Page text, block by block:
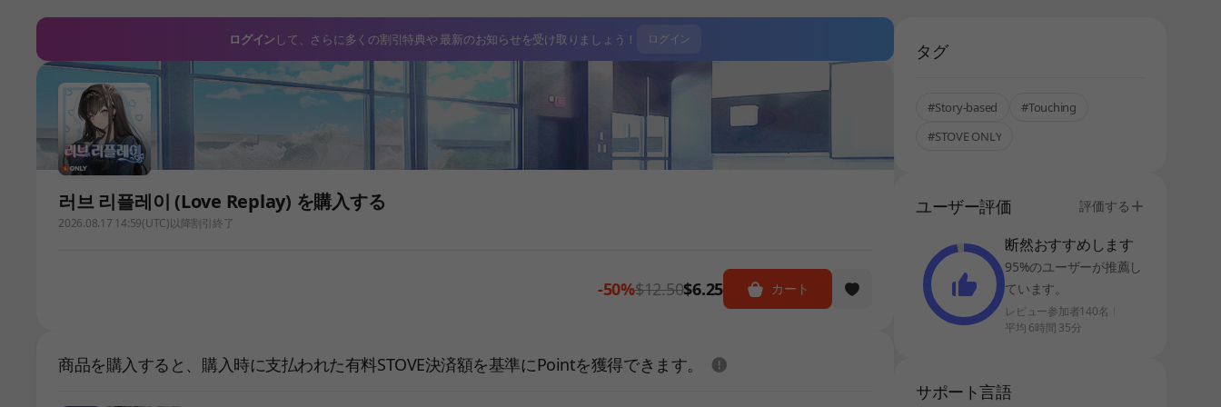
ログイン して、さらに多くの割引特典や最新のお知らせを受け取りましょう！ ログイン
러브 리플레이 (Love Replay) を購入する
2026.08.17 14:59(UTC)以降割引終了
-50%$12.50$6.25 カート
商品を購入すると、購入時に支払われた有料STOVE決済額を基準にPointを獲得できます。 도움말
タグ
#Story-based
#Touching
#STOVE ONLY
ユーザー評価 評価する
断然おすすめします
95%のユーザーが推薦し
ています。
レビュー参加者140名
平均 6時間 35分
サポート言語